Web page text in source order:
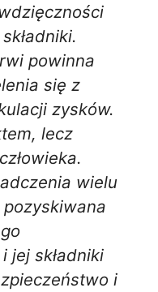
powinna
się z
zysków.
lecz
wielu
jej składniki
i